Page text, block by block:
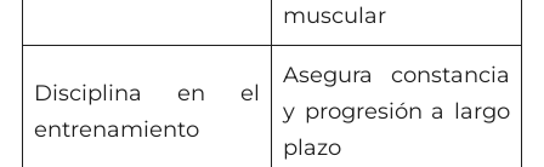
muscular
Disciplina en el
entrenamiento
Asegura constancia
y progresión a largo
plazo